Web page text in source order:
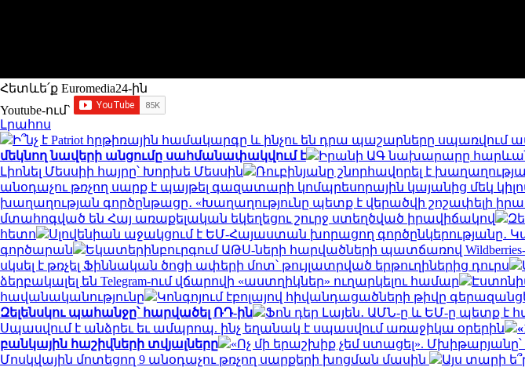
Հետևե՛ք Euromedia24-ին
Youtube-ում`
Լրահոս
Ի՞նչ է Patriot հրթիռային համակարգը և ինչու են դրա պաշարները սպառվում
մեկնող նավերի անցումը սահմանափակվում է
Իրանի ԱԳ նախարարը հարևան
Լիոնել Մեսսիի հայրը՝ Խորխե Մեսսին
Ռուբինյանը շնորհավորել է
անօդաչու թռչող սարք է պայթել գազատարի կոմպրեսորային կայանից մեկ
խաղաղության գործընթացը․ «Խաղաղությունը պետք է վերածվի շոշափելի
մտահոգված են Հայ առաքելական եկեղեցու շուրջ ստեղծված իրավիճակով
հետո
Սլովենիան աջակցում է ԵՄ-Հայաստան խորացող գործընկերությանը․
գործարան
Եկատերինբուրգում ԱԹՍ-ների հարվածների պատճառով
սկսել է թռչել Ֆիննական ծոցի ափերի մոտ՝ թույլատրված երթուղիներից դուրս
ձերբակալել են Telegram-ում վճարովի «աստղիկներ» ուղարկելու համար
հավանականությունը
Կոնգոյում էբոլայով հիվանդացածների թիվը
Զելենսկու պահանջը՝ հարվածել ՌԴ-ին
Ֆոն դեր Լայեն․ ԱՄՆ-ը և ԵՄ-ը պետք է
Սպասվում է անձրեւ եւ ամպրոպ. ինչ եղանակ է սպասվում առաջիկա օրերին
բանկային հաշիվների տվյալները
«Ոչ մի երաշխիք չեմ ստացել».
Մոսկվային մոտեցող 9 անօդաչու թռչող սարքերի խոցման մասին
Այս տարի